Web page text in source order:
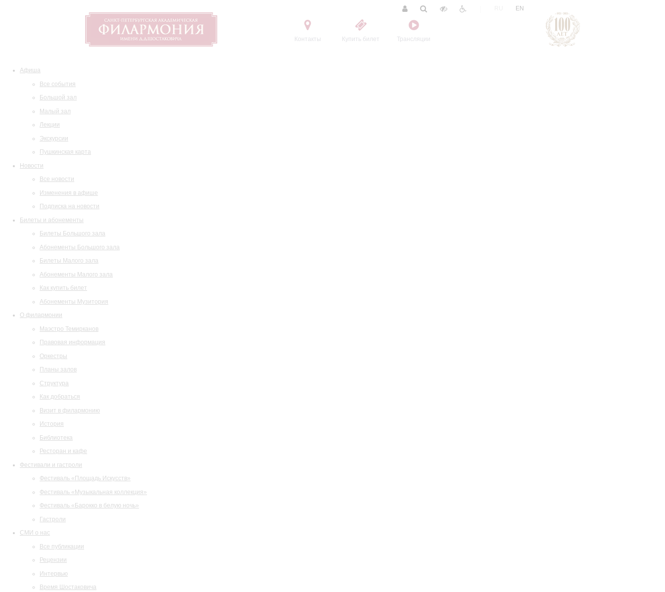
Контакты Купить билет Трансляции
EN
Афиша
Все события
Большой зал
Малый зал
Лекции
Экскурсии
Пушкинская карта
Новости
Все новости
Изменения в афише
Подписка на новости
Билеты и абонементы
Билеты Большого зала
Абонементы Большого зала
Билеты Малого зала
Абонементы Малого зала
Как купить билет
Абонементы Музитория
О филармонии
Маэстро Темирканов
Правовая информация
Оркестры
Планы залов
Структура
Как добраться
Визит в филармонию
История
Библиотека
Ресторан и кафе
Фестивали и гастроли
Фестиваль «Площадь Искусств»
Фестиваль «Музыкальная коллекция»
Фестиваль «Барокко в белую ночь»
Гастроли
СМИ о нас
Все публикации
Рецензии
Интервью
Время Шостаковича